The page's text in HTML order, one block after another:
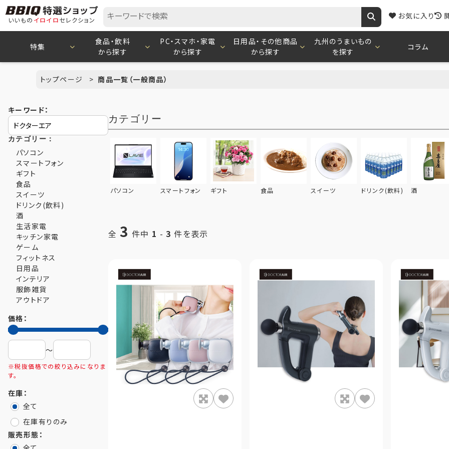
いいもの イロイロセレクション お気に入り
特集
食品・飲料
から探す
PC・スマホ・家電
から探す
日用品・その他商品
から探す
九州のうまいもの
を探す
コラム
トップページ 商品一覧（一般商品）
キーワード：
カテゴリー：
パソコン
スマートフォン
ギフト
食品
スイーツ
ドリンク(飲料)
酒
生活家電
キッチン家電
ゲーム
フィットネス
日用品
インテリア
服飾雑貨
アウトドア
価格：
〜
※税抜価格での絞り込みになりま
す。
在庫：
全て
在庫有りのみ
販売形態：
カテゴリー
パソコン スマートフォン ギフト 食品 スイーツ ドリンク(飲料) 酒
全 3 件中 1 -3 件を表示